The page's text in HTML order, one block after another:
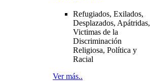
Refugiados, Exilados,
Desplazados, Apátridas,
Victimas de la
Discriminación
Religiosa, Política y
Racial
Ver más..